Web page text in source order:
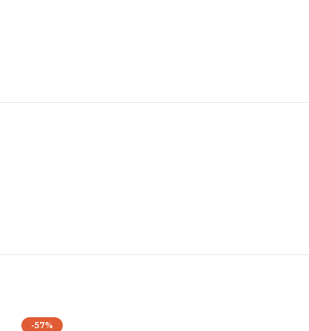
-57%